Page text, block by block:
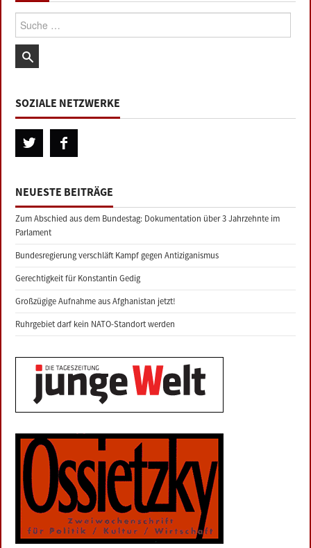
Suche:
SOZIALE NETZWERKE
NEUESTE BEITRÄGE
Zum Abschied aus dem Bundestag: Dokumentation über 3 Jahrzehnte im
Parlament
Bundesregierung verschläft Kampf gegen Antiziganismus
Gerechtigkeit für Konstantin Gedig
Großzügige Aufnahme aus Afghanistan jetzt!
Ruhrgebiet darf kein NATO-Standort werden